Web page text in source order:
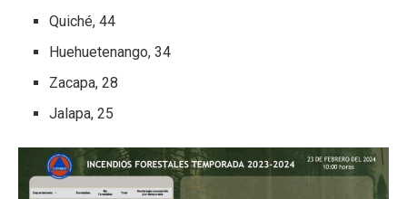
Quiché, 44
Huehuetenango, 34
Zacapa, 28
Jalapa, 25